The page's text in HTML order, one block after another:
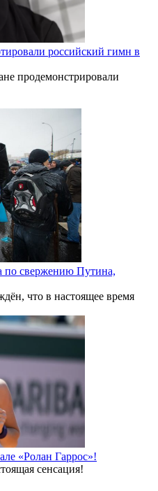
российский гимн в
продемонстрировали
свержению Путина,
что в настоящее время
«Ролан Гаррос»!
сенсация!